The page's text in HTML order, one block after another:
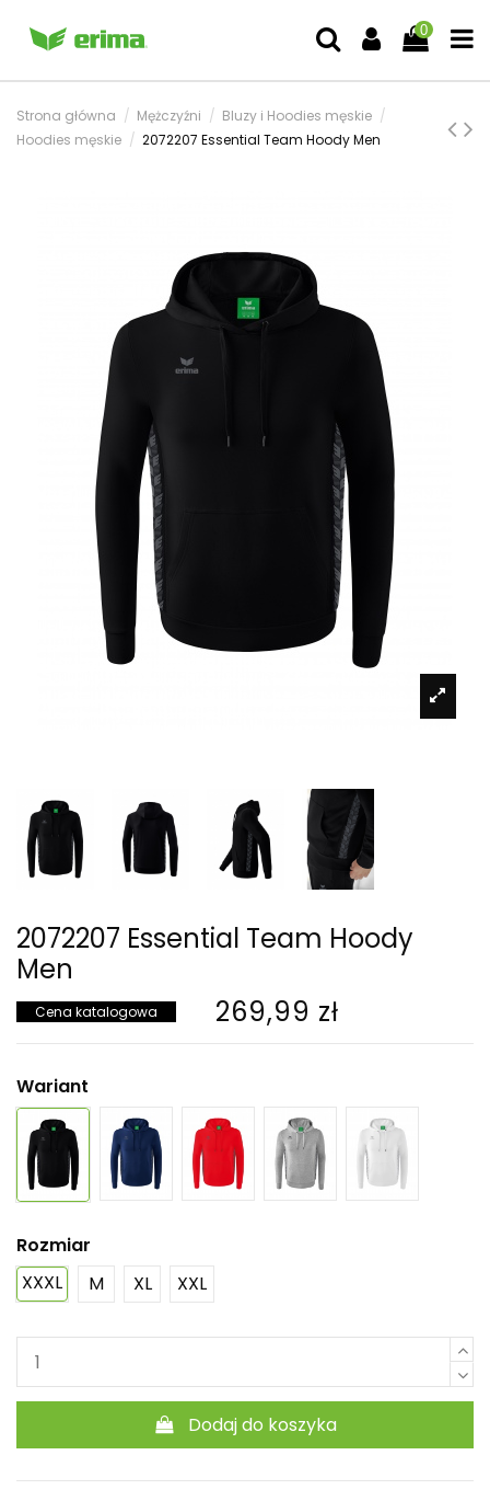
0
Strona główna Mężczyźni
Bluzy i Hoodies męskie
Hoodies męskie
2072207 Essential Team Hoody Men
2072207 Essential Team Hoody
Men
Cena katalogowa 269,99 zł
Wariant
Rozmiar
XXXL
M XL XXL
Dodaj do koszyka